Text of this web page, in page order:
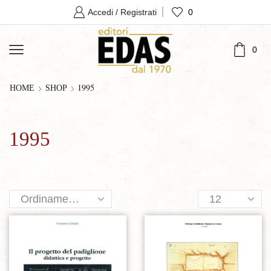
Accedi / Registrati 0
0
HOME SHOP 1995
1995
Products
per
page
Aggiungi alla lista dei desideri Aggiungi alla lista dei desideri